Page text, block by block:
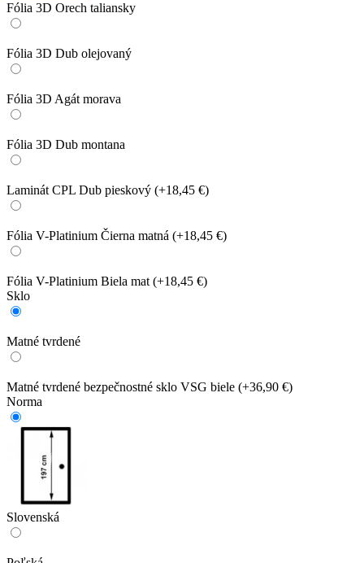
Fólia 3D Orech taliansky
Fólia 3D Dub olejovaný
Fólia 3D Agát morava
Fólia 3D Dub montana
Laminát CPL Dub pieskový (+18,45 €)
Fólia V-Platinium Čierna matná (+18,45 €)
Fólia V-Platinium Biela mat(+18,45 €)
Sklo
Matné tvrdené
Matné tvrdené bezpečnostné sklo VSG biele (+36,90 €)
Norma
Slovenská